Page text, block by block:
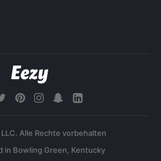
Alle Rechte vorbehalten